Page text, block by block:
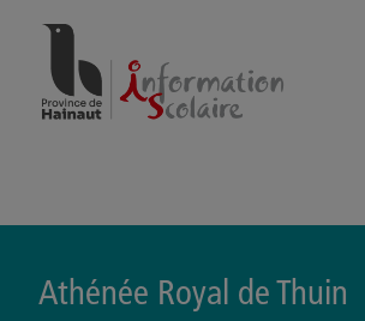
Athénée Royal de Thuin